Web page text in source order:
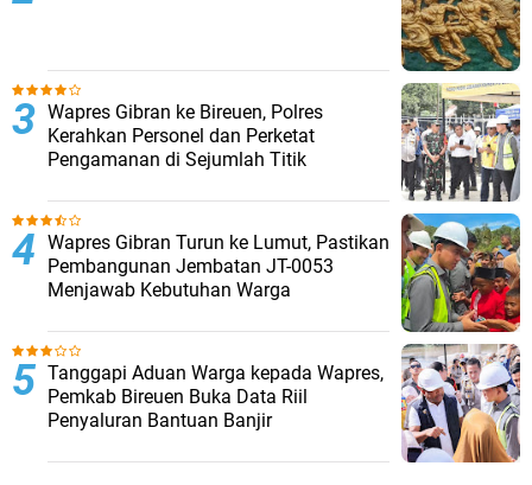
Wapres Gibran ke Bireuen, Polres
Kerahkan Personel dan Perketat
Pengamanan di Sejumlah Titik
Wapres Gibran Turun ke Lumut, Pastikan
Pembangunan Jembatan JT-0053
Menjawab Kebutuhan Warga
Tanggapi Aduan Warga kepada Wapres,
Pemkab Bireuen Buka Data Riil
Penyaluran Bantuan Banjir